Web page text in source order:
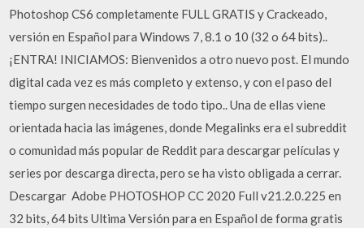
Photoshop CS6 completamente FULL GRATIS y Crackeado,
versión en Español para Windows 7, 8.1 o 10 (32 o 64 bits)..
¡ENTRA! INICIAMOS: Bienvenidos a otro nuevo post. El mundo
digital cada vez es más completo y extenso, y con el paso del
tiempo surgen necesidades de todo tipo.. Una de ellas viene
orientada hacia las imágenes, donde Megalinks era el subreddit
o comunidad más popular de Reddit para descargar películas y
series por descarga directa, pero se ha visto obligada a cerrar.
Descargar ️ Adobe PHOTOSHOP CC 2020 Full v21.2.0.225 en
32 bits, 64 bits Ultima Versión para en Español de forma gratis